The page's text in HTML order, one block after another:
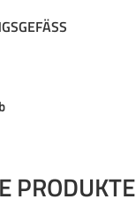
PRODUKTE